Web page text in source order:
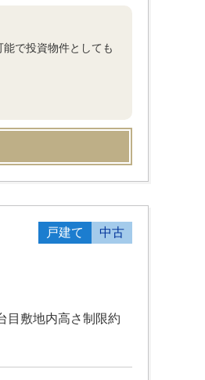
で投資物件としても
戸建て 中古
目敷地内高さ制限約